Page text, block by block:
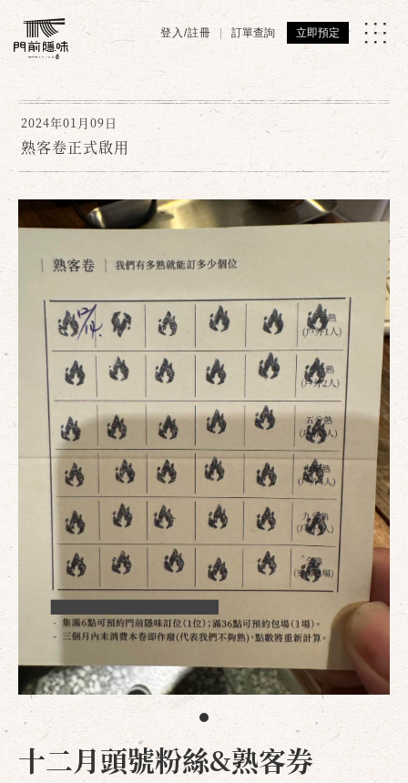
登入/註冊 訂單查詢 立即預定
2024年01月09日
熟客卷正式啟用
十二月頭號粉絲&熟客券